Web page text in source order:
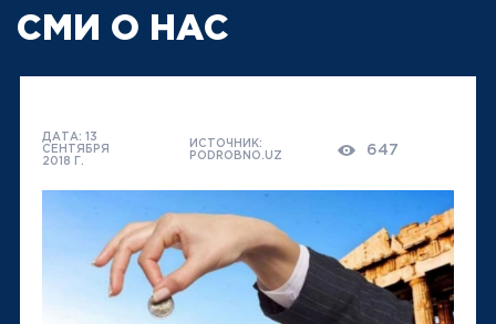
СМИ О НАС
ДАТА: 13
СЕНТЯБРЯ
2018 Г.
ИСТОЧНИК:
PODROBNO.UZ
647